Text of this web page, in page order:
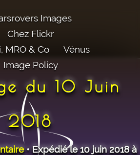
Images
Chez Flickr
MRO & Co
Vénus
Image Policy
du 10 Juin
2018
• Expédié le 10 juin 2018 à